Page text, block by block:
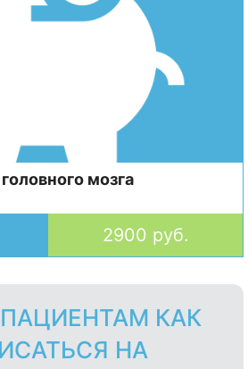
мозга
2900 руб.
КАК
НА